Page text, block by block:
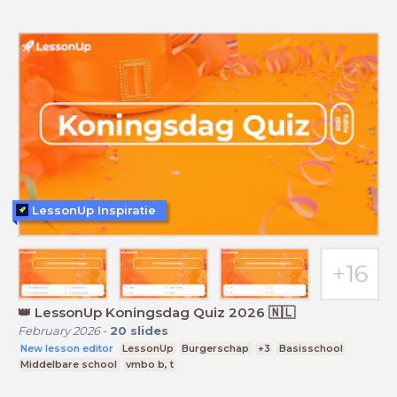
👑 LessonUp Koningsdag Quiz 2026 🇳🇱
February 2026- 20 slides
New lesson editor LessonUp Burgerschap +3
Basisschool
Middelbare school
vmbo b, t
LessonUp Inspiratie